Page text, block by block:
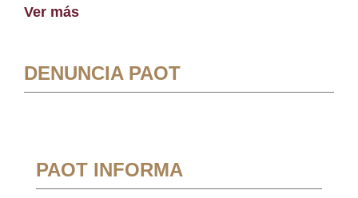
Ver más
DENUNCIA PAOT
PAOT INFORMA